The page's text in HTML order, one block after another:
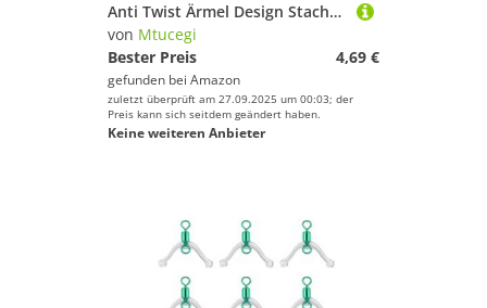
Anti Twist Ärmel Design Stachelhakenfischerei Tackle Backhead Carp Anti Bottom Suspension Schweben
von Mtucegi
Bester Preis
4,69 €
gefunden bei Amazon
zuletzt überprüft am 27.09.2025 um 00:03; der
Preis kann sich seitdem geändert haben.
Keine weiteren Anbieter